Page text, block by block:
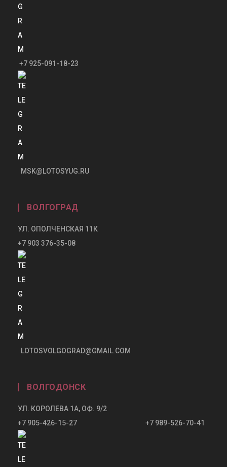
+7 925-091-18-23
MSK@LOTOSYUG.RU
ВОЛГОГРАД
УЛ. ОПОЛЧЕНСКАЯ 11К
+7 903 376-35-08
LOTOSVOLGOGRAD@GMAIL.COM
ВОЛГОДОНСК
УЛ. КОРОЛЕВА 1А, ОФ. 9/2
+7 905-426-15-27 +7 989-526-70-41